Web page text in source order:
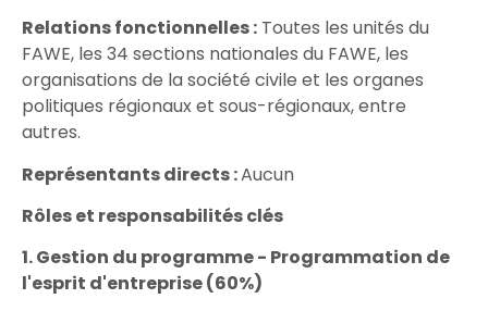
Relations fonctionnelles : Toutes les unités du
FAWE, les 34 sections nationales du FAWE, les
organisations de la société civile et les organes
politiques régionaux et sous-régionaux, entre
autres.
Représentants directs :Aucun
Rôles et responsabilités clés
1. Gestion du programme - Programmation de
l'esprit d'entreprise (60%)